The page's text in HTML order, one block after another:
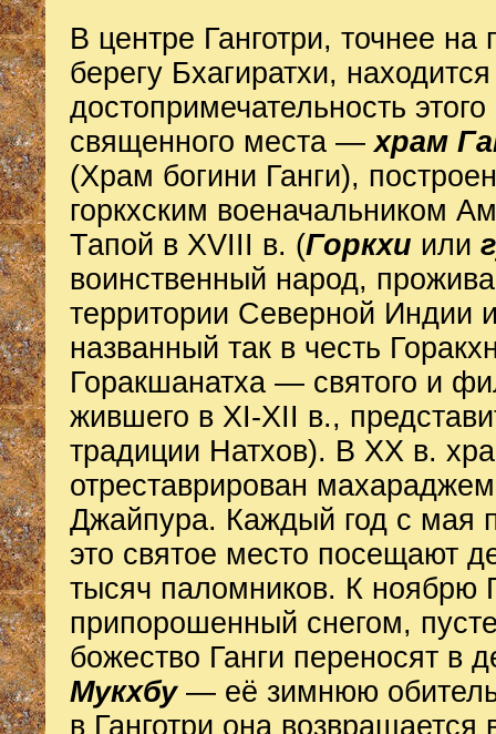
В центре Ганготри, точнее на
берегу Бхагиратхи,
достопримечательность этого
священного места —храм
(Храм богини Ганги),
горкхским военачальником
Тапой в XVIII в. (Горкхи или
воинственный народ,
территории Северной Индии
названный так в честь
Горакшанатха — святого и
жившего в XI-XII в.,
традиции Натхов). В XX в.
отреставрирован
Джайпура. Каждый год с мая
это святое место посещают
тысяч паломников. К ноябрю
припорошенный снегом,
божество Ганги переносят в
Мукхбу— её зимнюю
в Ганготри она возвращается